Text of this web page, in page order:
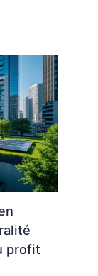
profit